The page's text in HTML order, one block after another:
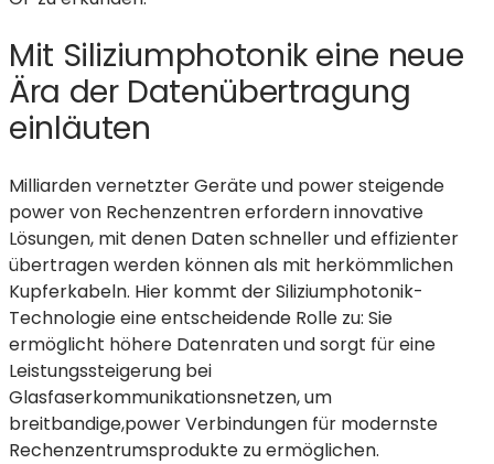
Mit Siliziumphotonik eine neue
Ära der Datenübertragung
einläuten
Milliarden vernetzter Geräte und power steigende
power von Rechenzentren erfordern innovative
Lösungen, mit denen Daten schneller und effizienter
übertragen werden können als mit herkömmlichen
Kupferkabeln. Hier kommt der Siliziumphotonik-
Technologie eine entscheidende Rolle zu: Sie
ermöglicht höhere Datenraten und sorgt für eine
Leistungssteigerung bei
Glasfaserkommunikationsnetzen, um
breitbandige,power Verbindungen für modernste
Rechenzentrumsprodukte zu ermöglichen.